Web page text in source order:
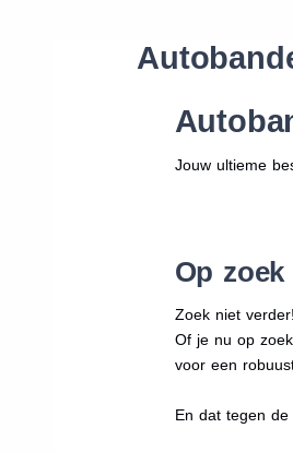
Jouw ultieme
Op
Zoek niet
Of je nu op
voor een
En dat tegen